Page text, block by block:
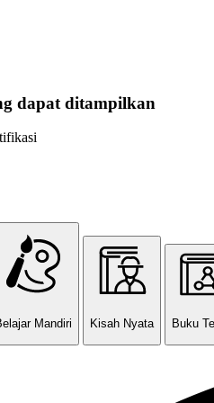
dapat ditampilkan
Mandiri Kisah Nyata Buku